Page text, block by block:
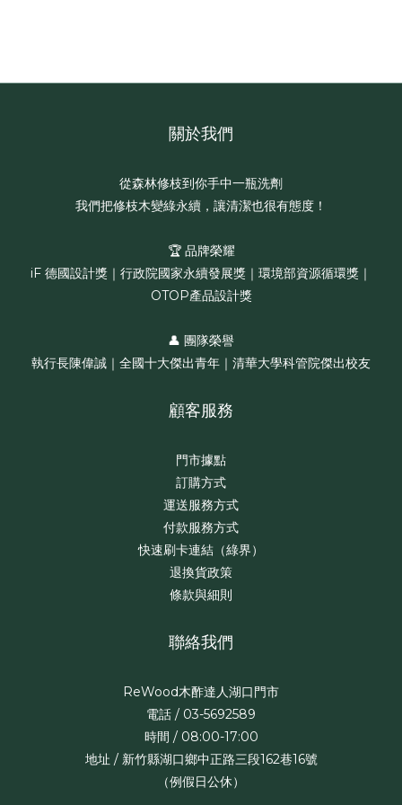
關於我們
從森林修枝到你手中一瓶洗劑
我們把修枝木變綠永續，讓清潔也很有態度！
🏆 品牌榮耀
iF 德國設計獎｜行政院國家永續發展獎｜環境部資源循環獎｜
OTOP產品設計獎
👤 團隊榮譽
執行長陳偉誠｜全國十大傑出青年｜清華大學科管院傑出校友
顧客服務
門市據點
訂購方式
運送服務方式
付款服務方式
快速刷卡連結（綠界）
退換貨政策
條款與細則
聯絡我們
ReWood木酢達人湖口門市
電話 / 03-5692589
時間 / 08:00-17:00
地址 / 新竹縣湖口鄉中正路三段162巷16號
（例假日公休）